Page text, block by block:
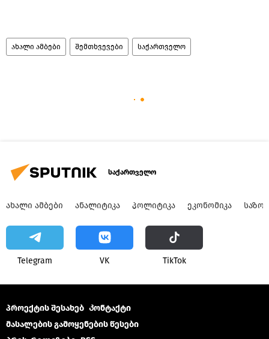
ახალი ამბები შემთხვევები საქართველო
საქართველო
ᲐᲮᲐᲚᲘ ᲐᲛᲑᲔᲑᲘ ᲐᲜᲐᲚᲘᲢᲘᲙᲐ ᲞᲝᲚᲘᲢᲘᲙᲐ ᲔᲙᲝᲜᲝᲛᲘᲙᲐ
Telegram VK ТikТоk
პროექტის შესახებ Კონტაქტი
მასალების გამოყენების წესები